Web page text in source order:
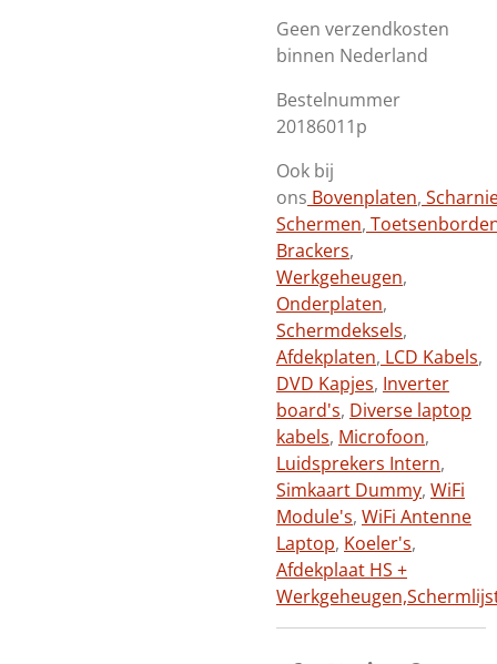
Geen verzendkosten
binnen Nederland
Bestelnummer
20186011p
Ook bij
ons Bovenplaten,
Schermen,
Brackers,
Werkgeheugen,
Onderplaten,
Schermdeksels,
Afdekplaten, LCD Kabels,
DVD Kapjes, Inverter
board's, Diverse laptop
kabels, Microfoon,
Luidsprekers Intern,
Simkaart Dummy, WiFi
Module's, WiFi Antenne
Laptop, Koeler's,
Afdekplaat HS +
Werkgeheugen,